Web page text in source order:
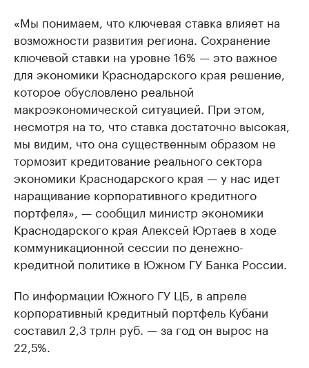
«Мы понимаем, что ключевая ставка влияет на
возможности развития региона. Сохранение
ключевой ставки на уровне 16% — это важное
для экономики Краснодарского края решение,
которое обусловлено реальной
макроэкономической ситуацией. При этом,
несмотря на то, что ставка достаточно высокая,
мы видим, что она существенным образом не
тормозит кредитование реального сектора
экономики Краснодарского края — у нас идет
наращивание корпоративного кредитного
портфеля», — сообщил министр экономики
Краснодарского края Алексей Юртаев в ходе
коммуникационной сессии по денежно-
кредитной политике в Южном ГУ Банка России.
По информации Южного ГУ ЦБ, в апреле
корпоративный кредитный портфель Кубани
составил 2,3 трлн руб. — за год он вырос на
22,5%.